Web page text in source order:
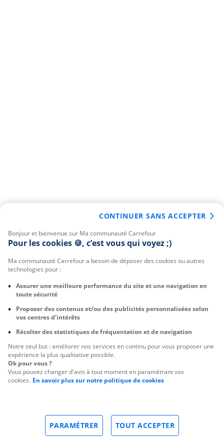
Bonjour et bienvenue sur Ma communauté Carrefour
Pour les cookies 🍪, c’est vous qui voyez ;)
Ma communauté Carrefour a besoin de déposer des cookies ou autres
technologies pour :
Assurer une meilleure performance du site et une navigation en
toute sécurité
Proposer des contenus et/ou des publicités personnalisées selon
vos centres d’intérêts
Récolter des statistiques de fréquentation et de navigation
Notre seul but : améliorer nos services en continu pour vous proposer une
expérience la plus qualitative possible.
Ok pour vous ?
Vous pouvez changer d'avis à tout moment en paramétrant vos
cookies. En savoir plus sur notre politique de cookies
TOUT ACCEPTER
PARAMÉTRER
CONTINUER SANS ACCEPTER